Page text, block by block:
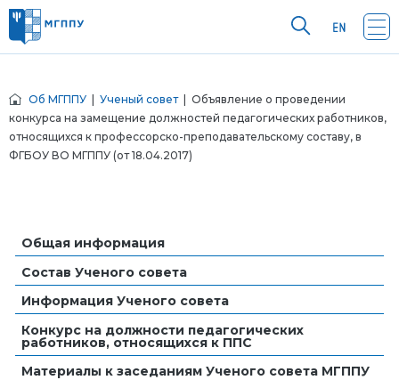
Об МГППУ Ученый совет| Объявление о проведении
конкурса на замещение должностей педагогических работников,
относящихся к профессорско-преподавательскому составу, в
ФГБОУ ВО МГППУ (от 18.04.2017)
Общая информация
Состав Ученого совета
Информация Ученого совета
Конкурс на должности педагогических
работников, относящихся к ППС
Материалы к заседаниям Ученого совета МГППУ